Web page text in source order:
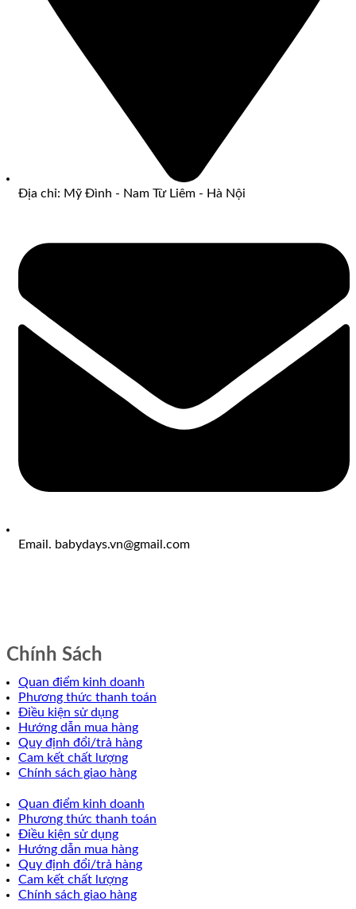
Địa chỉ: Mỹ Đình - Nam Từ Liêm - Hà Nội
Email. babydays.vn@gmail.com
Chính Sách
Quan điểm kinh doanh
Phương thức thanh toán
Điều kiện sử dụng
Hướng dẫn mua hàng
Quy định đổi/trả hàng
Cam kết chất lượng
Chính sách giao hàng
Quan điểm kinh doanh
Phương thức thanh toán
Điều kiện sử dụng
Hướng dẫn mua hàng
Quy định đổi/trả hàng
Cam kết chất lượng
Chính sách giao hàng